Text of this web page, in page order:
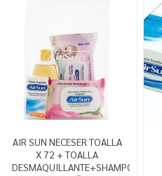
AIR SUN NECESER TOALLA
X 72 + TOALLA
DESMAQUILLANTE+SHAMPOO